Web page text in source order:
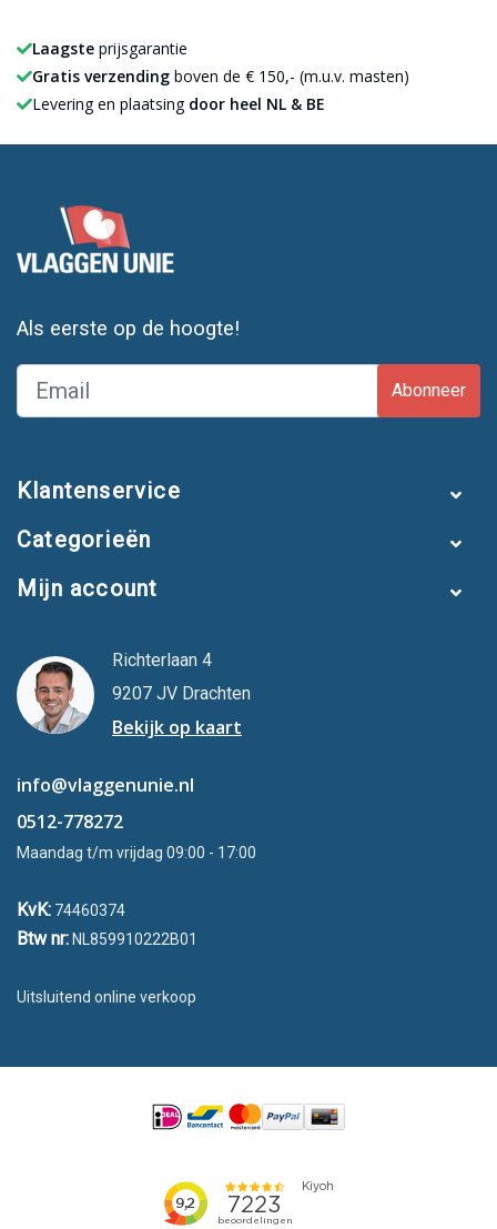
Laagste prijsgarantie
Gratis verzending boven de € 150,- (m.u.v. masten)
Levering en plaatsing door heel NL & BE
Als eerste op de hoogte!
Abonneer
Klantenservice
Categorieën
Mijn account
Richterlaan 4
9207 JV Drachten
Bekijk op kaart
info@vlaggenunie.nl
0512-778272
Maandag t/m vrijdag 09:00 - 17:00
KvK: 74460374
Btw nr: NL859910222B01
Uitsluitend online verkoop